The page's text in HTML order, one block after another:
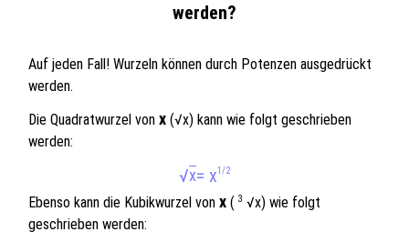
werden?
Auf jeden Fall! Wurzeln können durch Potenzen ausgedrückt
werden.
Die Quadratwurzel vonx (√x) kann wie folgt geschrieben
werden:
√x= x1/2
Ebenso kann die Kubikwurzel vonx (3 √x) wie folgt
geschrieben werden: